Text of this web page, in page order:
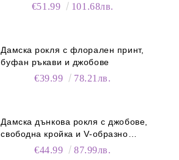
€51.99 101.68лв.
Дамска рокля с флорален принт,
буфан ръкави и джобове
€39.99 78.21лв.
Дамска дънкова рокля с джобове,
свободна кройка и V-образно
деколте€44.99 87.99лв.